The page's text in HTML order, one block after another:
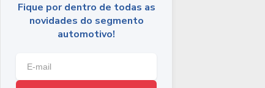
Fique por dentro de todas as
novidades do segmento
automotivo!